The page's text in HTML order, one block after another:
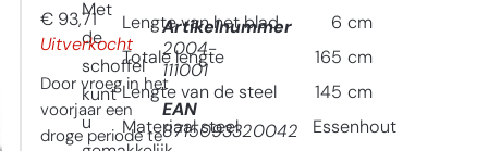
€ 93,71
Uitverkocht
Door vroeg in het
voorjaar een
droge periode te
Met
de
schoffel
kunt
u
Lengte van het blad 6 cm
Totale lengte 165 cm
Lengte van de steel 145 cm
Materiaal steel Essenhout
Artikelnummer
2004-
111001
EAN
8715093320042